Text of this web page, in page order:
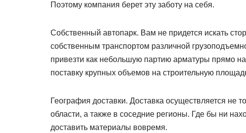
Поэтому компания берет эту заботу на себя.
Собственный автопарк. Вам не придется искать
собственным транспортом различной
привезти как небольшую партию арматуры прямо
поставку крупных объемов на строительную
География доставки. Доставка осуществляется не
области, а также в соседние регионы. Где бы ни
доставить материалы вовремя.